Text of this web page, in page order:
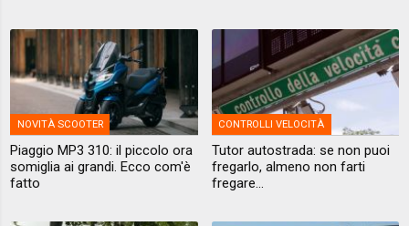
NOVITÀ SCOOTER
Piaggio MP3 310: il piccolo ora
somiglia ai grandi. Ecco com'è
fatto
CONTROLLI VELOCITÀ
Tutor autostrada: se non puoi
fregarlo, almeno non farti
fregare...